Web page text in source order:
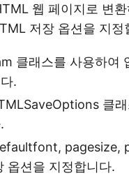
웹 페이지로 변
저장 옵션을 지정
클래스를 사용하여
.
클
pagesize,
옵션을 지정합니다.